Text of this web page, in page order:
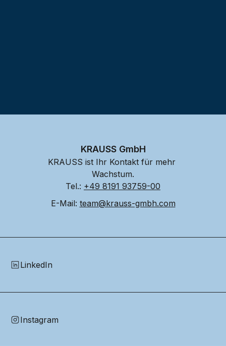
KRAUSS GmbH
KRAUSS ist Ihr Kontakt für mehr
Wachstum.
Tel.: +49 8191 93759-00
E-Mail: team@krauss-gmbh.com
LinkedIn
Instagram